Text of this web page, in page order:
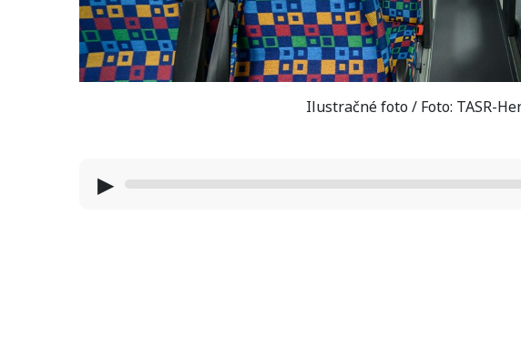
Ilustračné foto / Foto: TASR-
▶